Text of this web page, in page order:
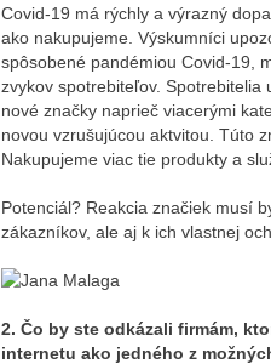
Covid-19 má rýchly a výrazný
ako nakupujeme. Výskumníci
spôsobené pandémiou Covid-19,
zvykov spotrebiteľov. Spotrebitelia
nové značky naprieč viacerými
novou vzrušujúcou aktvitou. Túto
Nakupujeme viac tie produkty a
Potenciál? Reakcia značiek musí
zákazníkov, ale aj k ich vlastnej
2. Čo by ste odkázali firmám,
internetu ako jedného z